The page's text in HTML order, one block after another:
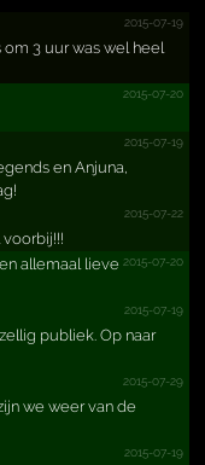
2015-07-19
3 uur was wel heel
2015-07-20
2015-07-19
en Anjuna,
2015-07-22
2015-07-20
allemaal lieve
2015-07-19
publiek. Op naar
2015-07-29
we weer van de
2015-07-19